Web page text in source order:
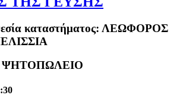
καταστήματος: ΛΕΩΦΟΡΟΣ
ΨΗΤΟΠΩΛΕΙΟ